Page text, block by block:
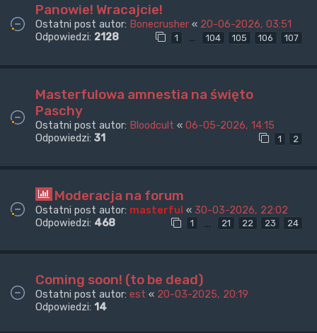
Panowie! Wracajcie!
Ostatni post autor: Bonecrusher « 20-06-2026, 03:51
Odpowiedzi: 2128 1 … 104 105 106 107
Masterfulowa amnestia na święto
Paschy
Ostatni post autor: Bloodcult « 06-05-2026, 14:15
Odpowiedzi: 31 1 2
Moderacja na forum
Ostatni post autor: masterful « 30-03-2026, 22:02
Odpowiedzi: 468 1 … 21 22 23 24
Coming soon! (to be dead)
Ostatni post autor: est « 20-03-2025, 20:19
Odpowiedzi: 14